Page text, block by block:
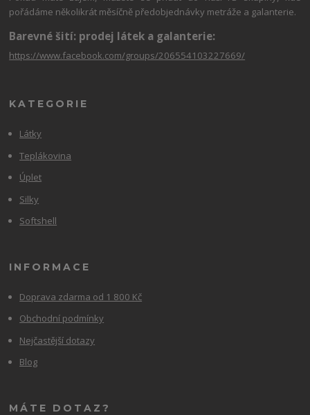
pořádáme několikrát měsíčně předobjednávky metráže a galanterie.
Barevné šití: prodej látek a galanterie:
https://www.facebook.com/groups/206554103227669/
KATEGORIE
Látky
Teplákovina
Úplet
Silky
Softshell
INFORMACE
Doprava zdarma od 1 800 Kč
Obchodní podmínky
Nejčastější dotazy
Blog
MÁTE DOTAZ?